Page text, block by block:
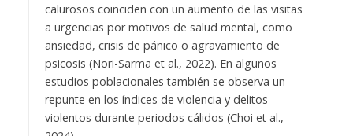
calurosos coinciden con un aumento de las visitas
a urgencias por motivos de salud mental, como
ansiedad, crisis de pánico o agravamiento de
psicosis (Nori-Sarma et al., 2022). En algunos
estudios poblacionales también se observa un
repunte en los índices de violencia y delitos
violentos durante periodos cálidos (Choi et al.,